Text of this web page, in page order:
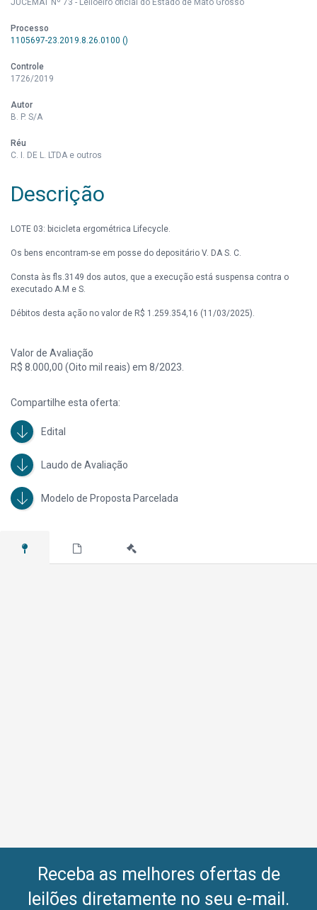
JUCEMAT Nº 73 - Leiloeiro oficial do Estado de Mato Grosso
Processo
1105697-23.2019.8.26.0100 ()
Controle
1726/2019
Autor
B. P. S/A
Réu
C. I. DE L. LTDA e outros
Descrição
LOTE 03: bicicleta ergométrica Lifecycle.
Os bens encontram-se em posse do depositário V. DA S. C.
Consta às fls.3149 dos autos, que a execução está suspensa contra o
executado A.M e S.
Débitos desta ação no valor de R$ 1.259.354,16 (11/03/2025).
Valor de Avaliação
R$ 8.000,00 (Oito mil reais) em 8/2023.
Compartilhe esta oferta:
Edital
Laudo de Avaliação
Modelo de Proposta Parcelada
Receba as melhores ofertas de
leilões diretamente no seu e-mail.